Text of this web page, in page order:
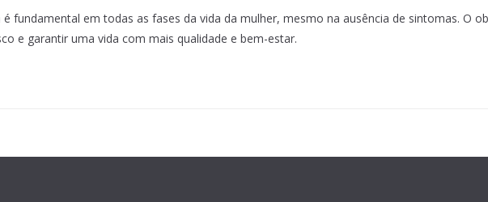
fundamental em todas as fases da vida da mulher, mesmo na ausência de sintomas. O
e garantir uma vida com mais qualidade e bem-estar.